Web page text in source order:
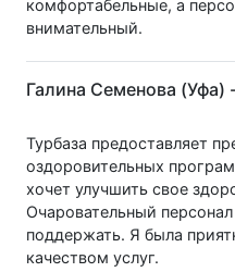
комфортабельные, а
внимательный.
Галина Семенова (Уфа)
Турбаза предоставляет
оздоровительных
хочет улучшить свое
Очаровательный
поддержать. Я была
качеством услуг.